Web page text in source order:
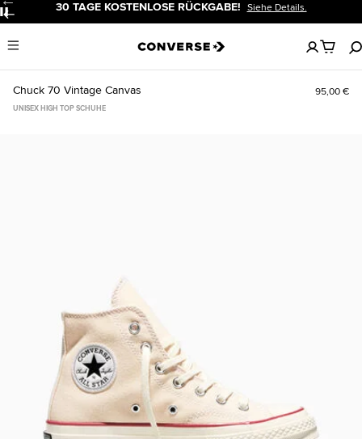
Pause 30 TAGE KOSTENLOSE RÜCKGABE! Siehe Details.
Menu
Keine
artikel
in
Chuck 70 Vintage Canvas 95,00 €
UNISEX HIGH TOP SCHUHE